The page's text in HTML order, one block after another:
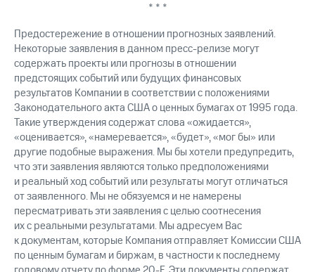
* * *
Предостережение в отношении прогнозных заявлений.
Некоторые заявления в данном пресс-релизе могут
содержать проекты или прогнозы в отношении
предстоящих событий или будущих финансовых
результатов Компании в соответствии с положениями
Законодательного акта США о ценных бумагах от 1995 года.
Такие утверждения содержат слова «ожидается»,
«оценивается», «намеревается», «будет», «мог бы» или
другие подобные выражения. Мы бы хотели предупредить,
что эти заявления являются только предположениями
и реальный ход событий или результаты могут отличаться
от заявленного. Мы не обязуемся и не намерены
пересматривать эти заявления с целью соотнесения
их с реальными результатами. Мы адресуем Вас
к документам, которые Компания отправляет Комиссии США
по ценным бумагам и биржам, в частности к последнему